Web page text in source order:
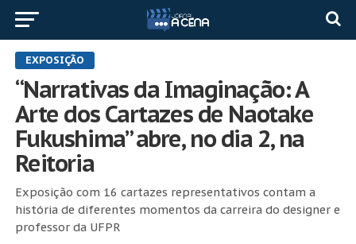
EXPOSIÇÃO
“Narrativas da Imaginação: A
Arte dos Cartazes de Naotake
Fukushima” abre, no dia 2, na
Reitoria
Exposição com 16 cartazes representativos contam a
história de diferentes momentos da carreira do designer e
professor da UFPR